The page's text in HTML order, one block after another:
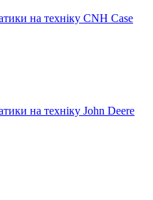
на техніку CNH Case
на техніку John Deere